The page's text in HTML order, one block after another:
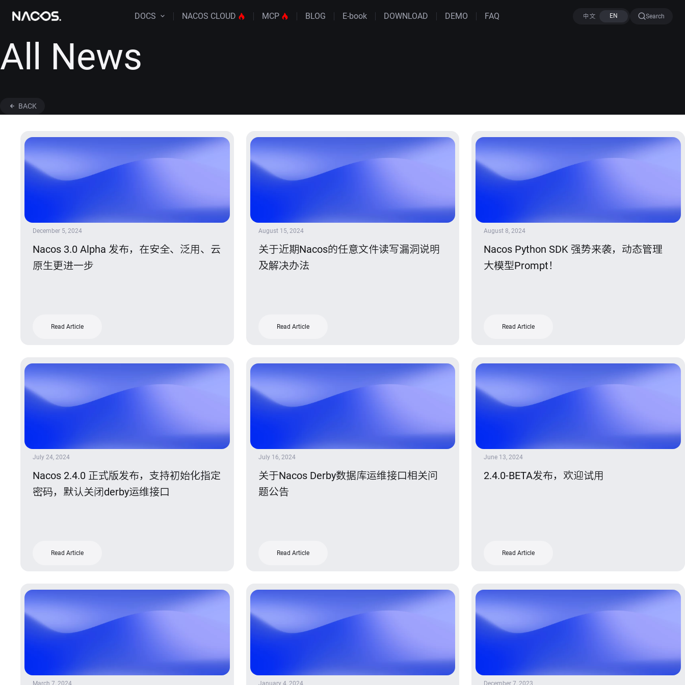
DOCS NACOS CLOUD MCP BLOG E-book DOWNLOAD DEMO FAQ Search
All News
BACK
December 5, 2024
Nacos 3.0 Alpha 发布，在安全、泛用、云
原生更进一步
Read Article
August 15, 2024
关于近期Nacos的任意文件读写漏洞说明
及解决办法
Read Article
August 8, 2024
Nacos Python SDK 强势来袭，动态管理
大模型Prompt！
Read Article
July 24, 2024
Nacos 2.4.0 正式版发布，支持初始化指定
密码，默认关闭derby运维接口
Read Article
July 16, 2024
关于Nacos Derby数据库运维接口相关问
题公告
Read Article
June 13, 2024
2.4.0-BETA发布，欢迎试用
Read Article
March 7, 2024 January 4, 2024 December 7, 2023